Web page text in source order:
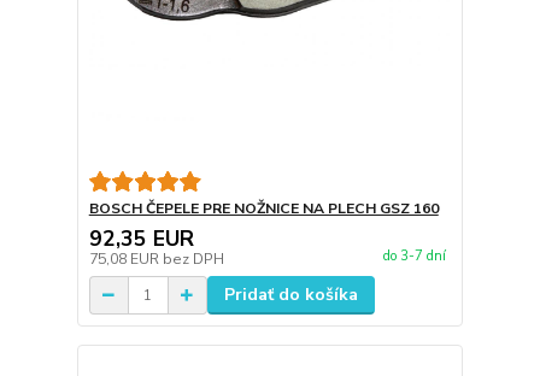
BOSCH ČEPELE PRE NOŽNICE NA PLECH GSZ 160
92,35 EUR
75,08 EUR bez DPH do 3-7 dní
Pridať do košíka